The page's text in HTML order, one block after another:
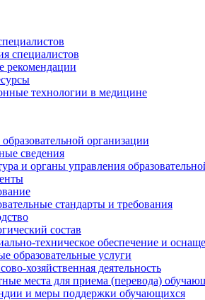
специалистов
рекомендации
технологии в медицине
организации
сведения
и органы управления
стандарты и требования
состав
техническое обеспечение и
образовательные услуги
хозяйственная деятельность
места для приема (перевода)
и меры поддержки обучающихся